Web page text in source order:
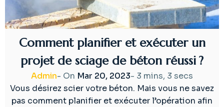
Comment planifier et exécuter un
projet de sciage de béton réussi ?
Admin- On Mar 20, 2023- 3 mins, 3 secs
Vous désirez scier votre béton. Mais vous ne savez
pas comment planifier et exécuter l’opération afin